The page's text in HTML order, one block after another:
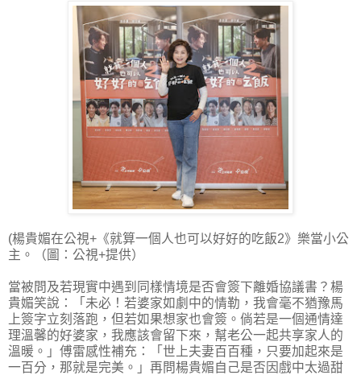
(楊貴媚在公視+《就算一個人也可以好好的吃飯2》樂當小公
主。（圖：公視+提供）
當被問及若現實中遇到同樣情境是否會簽下離婚協議書？楊
貴媚笑說：「未必！若婆家如劇中的情勒，我會毫不猶豫馬
上簽字立刻落跑，但若如果想家也會簽。倘若是一個通情達
理溫馨的好婆家，我應該會留下來，幫老公一起共享家人的
溫暖。」傅雷感性補充：「世上夫妻百百種，只要加起來是
一百分，那就是完美。」再問楊貴媚自己是否因戲中太過甜